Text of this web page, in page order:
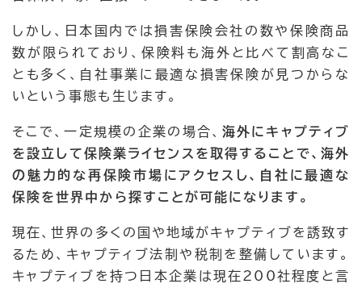
しかし、日本国内では損害保険会社の数や保険商品
数が限られており、保険料も海外と比べて割高なこ
とも多く、自社事業に最適な損害保険が見つからな
いという事態も生じます。
そこで、一定規模の企業の場合、 海外にキャプティブ
を設立して保険業ライセンスを取得することで、海外
の魅力的な再保険市場にアクセスし、自社に最適な
保険を世界中から探すことが可能になります。
現在、世界の多くの国や地域がキャプティブを誘致す
るため、キャプティブ法制や税制を整備しています。
キャプティブを持つ日本企業は現在200社程度と言